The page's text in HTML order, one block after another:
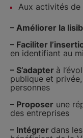
Aux activités de
– Améliorer la
– Faciliter
en identifiant au
– S’adapter à
publique et
personnes
– Proposer une
des entreprises
– Intégrer dans